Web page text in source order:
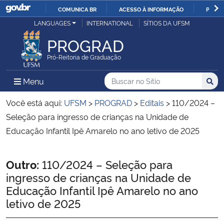
IR
O
COMUNICA BR ACESSO À INFORMAÇÃO
Ministério da Justiça e Segurança Pública
Ministério da Defesa
Ministério das Relações Exteriores
Ministério da Economia
Ministério da Agricultura, Pecuária e Abastecimento
Ministério da Educação
LANGUAGES INTERNATIONAL SÍTIOS DA UFSM
PROGRAD
Pró-Reitoria de Graduação
Menu Menu Principal do Sítio
Busca
Buscar no no Sítio
Busca:
Você está aqui: UFSM > PROGRAD > Editais >110/2024 –
Seleção para ingresso de crianças na Unidade de
Educação Infantil Ipê Amarelo no ano letivo de 2025
Início do conteúdo
Outro: 110/2024 – Seleção para
ingresso de crianças na Unidade de
Educação Infantil Ipê Amarelo no ano
letivo de 2025